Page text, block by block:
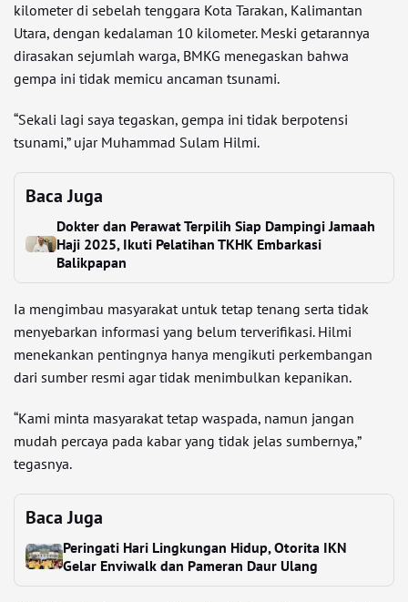
kilometer di sebelah tenggara Kota Tarakan, Kalimantan
Utara, dengan kedalaman 10 kilometer. Meski getarannya
dirasakan sejumlah warga, BMKG menegaskan bahwa
gempa ini tidak memicu ancaman tsunami.
“Sekali lagi saya tegaskan, gempa ini tidak berpotensi
tsunami,” ujar Muhammad Sulam Hilmi.
Baca Juga
Dokter dan Perawat Terpilih Siap Dampingi Jamaah
Haji 2025, Ikuti Pelatihan TKHK Embarkasi
Balikpapan
Ia mengimbau masyarakat untuk tetap tenang serta tidak
menyebarkan informasi yang belum terverifikasi. Hilmi
menekankan pentingnya hanya mengikuti perkembangan
dari sumber resmi agar tidak menimbulkan kepanikan.
“Kami minta masyarakat tetap waspada, namun jangan
mudah percaya pada kabar yang tidak jelas sumbernya,”
tegasnya.
Baca Juga
Peringati Hari Lingkungan Hidup, Otorita IKN
Gelar Enviwalk dan Pameran Daur Ulang